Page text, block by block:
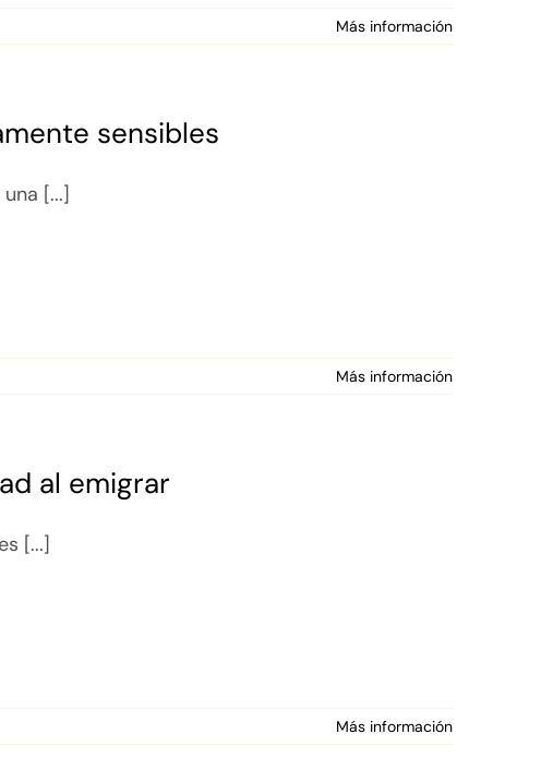
Más información
sensibles
[...]
Más información
al emigrar
[...]
Más información